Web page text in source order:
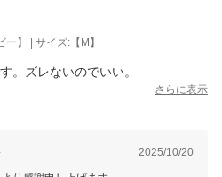
】 | サイズ:【M】
。ズレないのでいい。
さらに表示
2025/10/20